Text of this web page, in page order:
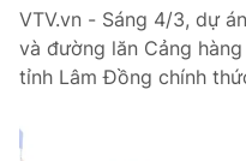
VTV.vn - Sáng 4/3, dự
và đường lăn Cảng
tỉnh Lâm Đồng chính